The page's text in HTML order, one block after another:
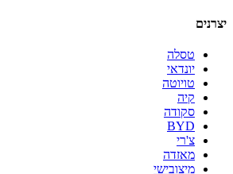
יצרנים
טסלה
יונדאי
טויוטה
קיה
סקודה
BYD
צ'רי
מאזדה
מיצובישי